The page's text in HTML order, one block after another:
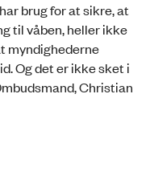
brug for at sikre, at
til våben, heller ikke
myndighederne
Og det er ikke sket i
Christian